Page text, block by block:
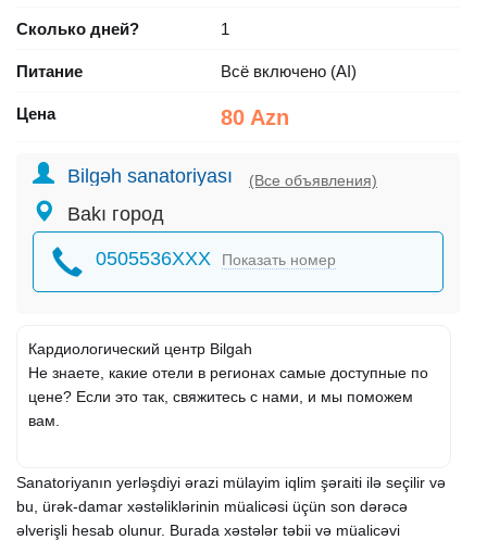
Сколько дней? 1
Питание Всё включено (AI)
Цена 80 Azn
Bilgəh sanatoriyası (Все объявления)
Bakı город
0505536XXX Показать номер
Кардиологический центр Bilgah
Не знаете, какие отели в регионах самые доступные по
цене? Если это так, свяжитесь с нами, и мы поможем
вам.
Sanatoriyanın yerləşdiyi ərazi mülayim iqlim şəraiti ilə seçilir və
bu, ürək-damar xəstəliklərinin müalicəsi üçün son dərəcə
əlverişli hesab olunur. Burada xəstələr təbii və müalicəvi